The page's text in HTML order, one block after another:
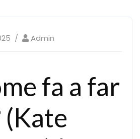
Admin
fa a far